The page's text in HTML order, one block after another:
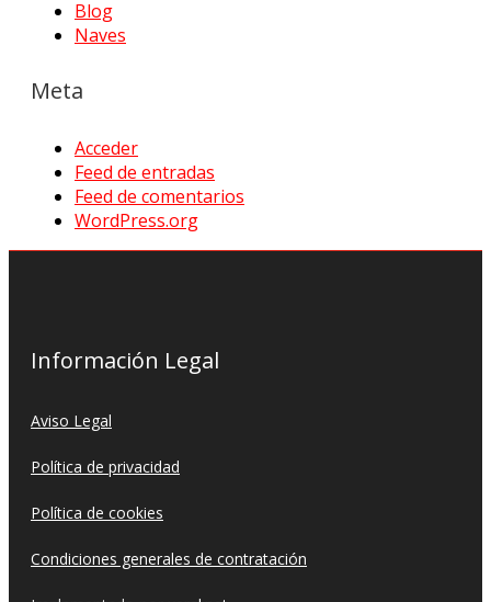
Blog
Naves
Meta
Acceder
Feed de entradas
Feed de comentarios
WordPress.org
Información Legal
Aviso Legal
Política de privacidad
Política de cookies
Condiciones generales de contratación